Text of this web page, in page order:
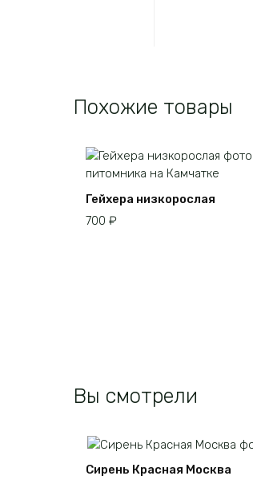
Похожие товары
Гейхера низкорослая
700 ₽
Вы смотрели
Сирень Красная Москва